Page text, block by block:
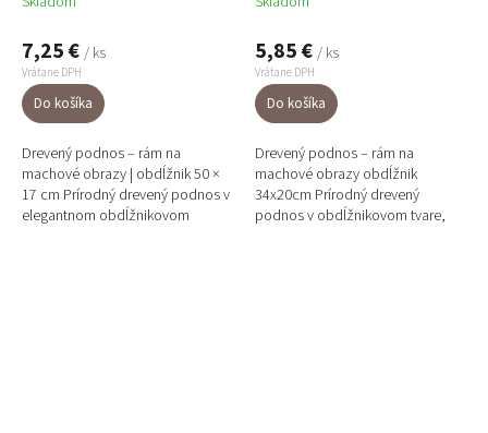
7,25 € / ks
Vrátane DPH
Do košíka
Drevený podnos – rám na
machové obrazy | obdĺžnik 50 ×
17 cm Prírodný drevený podnos v
elegantnom obdĺžnikovom
5,85 € / ks
Vrátane DPH
Do košíka
Drevený podnos – rám na
machové obrazy obdĺžnik
34x20cm Prírodný drevený
podnos v obdĺžnikovom tvare,